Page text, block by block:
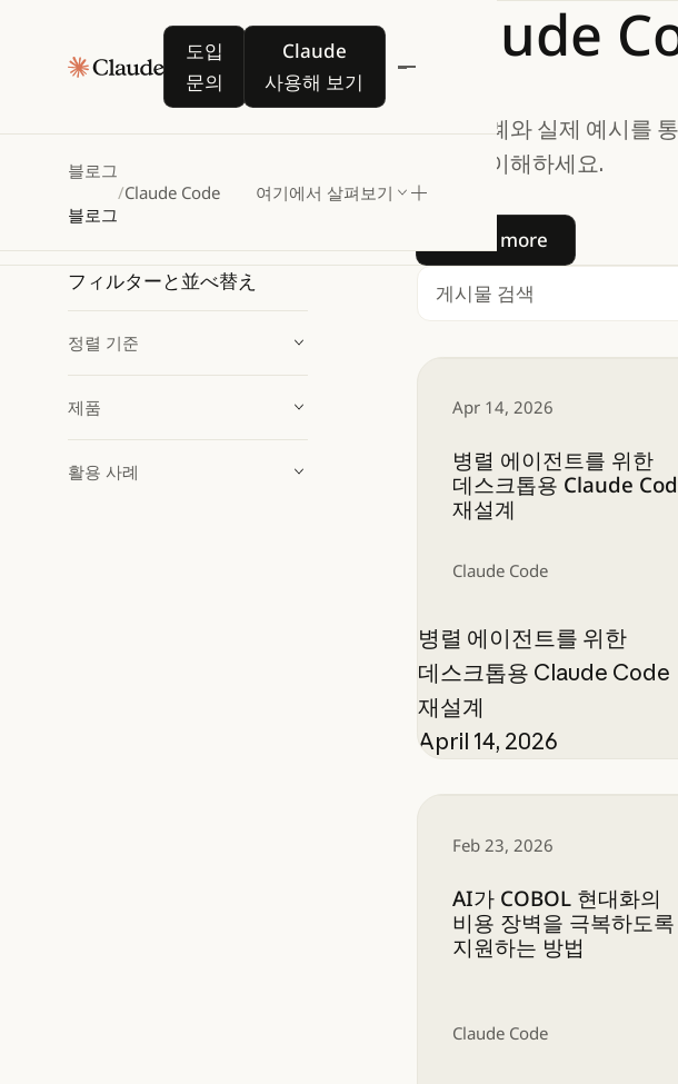
도입
문의
도입 문의
Claude
사용해 보기
Claude 사용해 보기
블로그
블로그
/Claude Code 여기에서 살펴보기
Claude Code Claude
모범 사례와 실제 예시를
방법을 이해하세요.
Learn more
Learn more
フィルターと並べ替え
정렬 기준
제품
활용 사례
검색
Apr 14, 2026
병렬 에이전트를 위한
데스크톱용 Claude
재설계
Claude Code
병렬 에이전트를 위한
데스크톱용 Claude Code
재설계
April 14, 2026
병렬 에이전트를 위한 데
Feb 23, 2026
AI가 COBOL 현대화의
비용 장벽을 극복하도록
지원하는 방법
Claude Code
AI가 COBOL 현대화의 비